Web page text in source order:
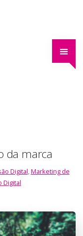
da marca
Digital,Marketing de
Digital